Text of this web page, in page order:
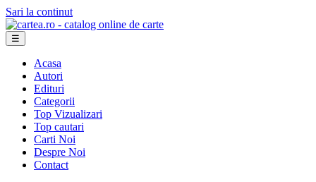
Sari la continut
☰
Acasa
Autori
Edituri
Categorii
Top Vizualizari
Top cautari
Carti Noi
Despre Noi
Contact